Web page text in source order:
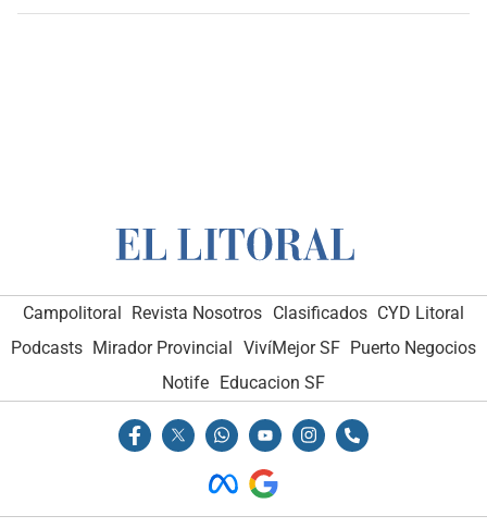
Campolitoral Revista Nosotros Clasificados CYD Litoral
Podcasts Mirador Provincial VivíMejor SF Puerto Negocios
Notife Educacion SF